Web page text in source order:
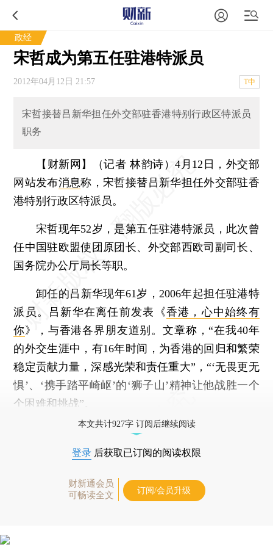
政经
宋哲成为第五任驻港特派员
2012年04月12日 21:57 T中
宋哲接替吕新华担任外交部驻香港特别行政区特派员
职务
【财新网】（记者 林韵诗）4月12日，外交部
网站发布消息称，宋哲接替吕新华担任外交部驻香
港特别行政区特派员。
宋哲现年52岁，是第五任驻港特派员，此次曾
任中国驻欧盟使团原团长、外交部西欧司副司长、
国务院办公厅局长等职。
卸任的吕新华现年61岁，2006年起担任驻港特
派员。吕新华在离任前发表《香港，心中始终有
你》，与香港各界朋友道别。文章称，“在我40年
的外交生涯中，有16年时间，为香港的回归和繁荣
稳定贡献力量，深感光荣和责任重大”，“‘无畏更无
惧’、‘携手踏平崎岖’的‘狮子山’精神让他战胜一个
个困难和挑战”。
本文共计927字 订阅后继续阅读
登录 后获取已订阅的阅读权限
财新通会员
可畅读全文
订阅/会员升级